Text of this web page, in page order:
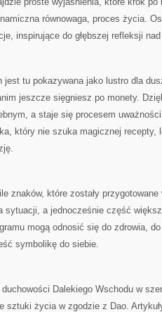
równowaga, proces życia.
inspirujące do głębszej refleksji
jest tu pokazywana jako lustro dla
jeszcze sięgniesz po monety.
a staje się procesem
który nie szuka magicznej recepty,
znaków, które zostały
sytuacji, a jednocześnie część
mogą odnosić się do zdrowia,
symbolikę do siebie.
Dalekiego Wschodu w
sztuki życia w zgodzie z Dao.